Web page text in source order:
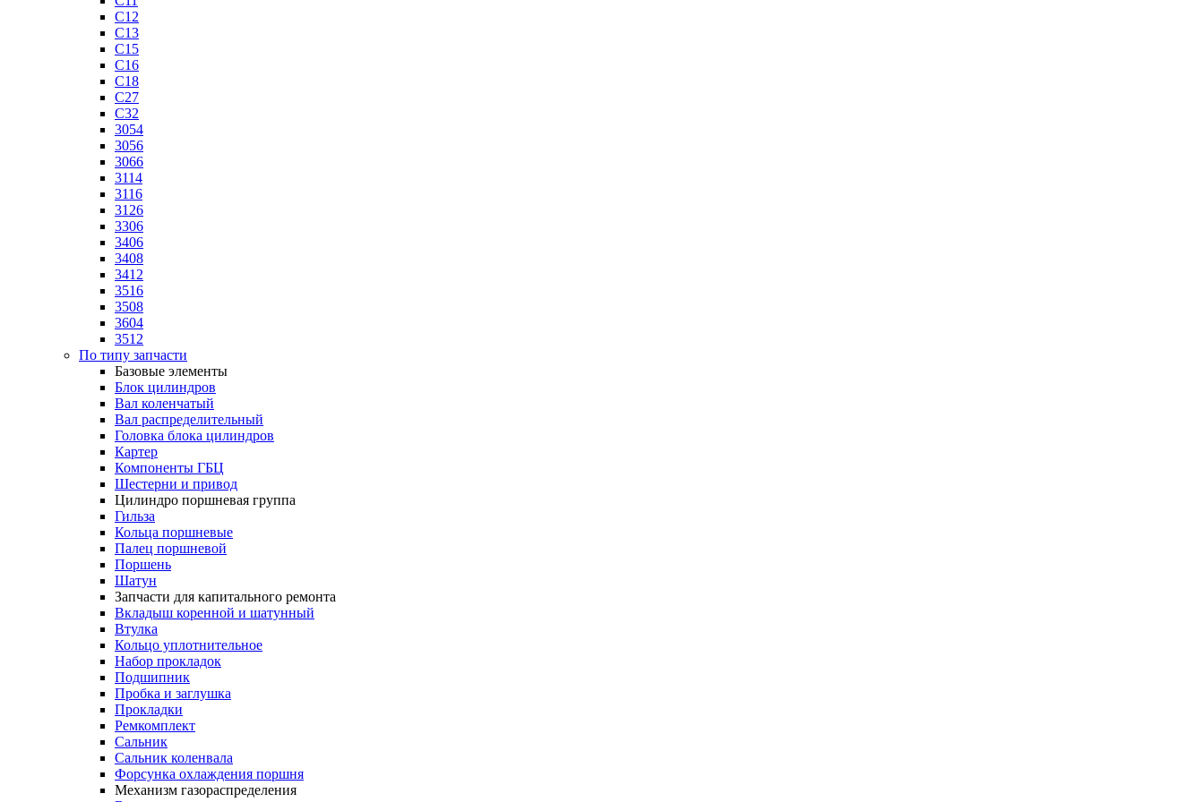
C12
C13
C15
C16
C18
C27
C32
3054
3056
3066
3114
3116
3126
3306
3406
3408
3412
3516
3508
3604
3512
По типу запчасти
Базовые элементы
Блок цилиндров
Вал коленчатый
Вал распределительный
Головка блока цилиндров
Картер
Компоненты ГБЦ
Шестерни и привод
Цилиндро поршневая группа
Гильза
Кольца поршневые
Палец поршневой
Поршень
Шатун
Запчасти для капитального ремонта
Вкладыш коренной и шатунный
Втулка
Кольцо уплотнительное
Набор прокладок
Подшипник
Пробка и заглушка
Прокладки
Ремкомплект
Сальник
Сальник коленвала
Форсунка охлаждения поршня
Механизм газораспределения